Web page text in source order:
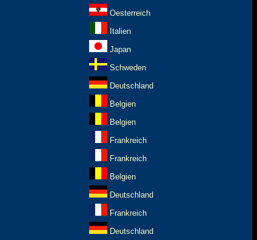
Oesterreich
Italien
Japan
Schweden
Deutschland
Belgien
Belgien
Frankreich
Frankreich
Belgien
Deutschland
Frankreich
Deutschland